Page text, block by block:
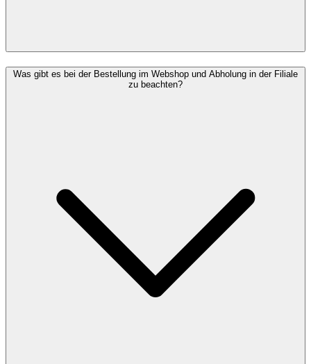
Was gibt es bei der Bestellung im Webshop und Abholung in der Filiale
zu beachten?